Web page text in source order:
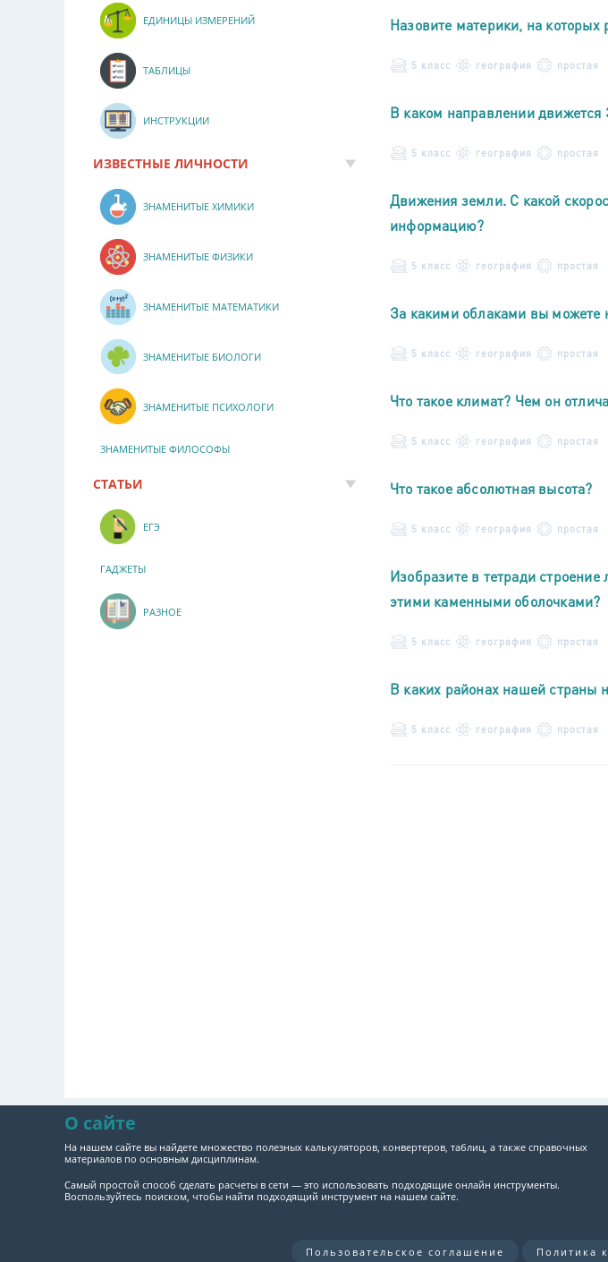
Назовите материки, на которых
5 класс география простая
В каком направлении движется
5 класс география простая
Движения земли. С какой
информацию?
5 класс география простая
За какими облаками вы можете
5 класс география простая
Что такое климат? Чем он
5 класс география простая
Что такое абсолютная высота?
5 класс география простая
Изобразите в тетради
этими каменными оболочками?
5 класс география простая
В каких районах нашей страны
5 класс география простая
ЕДИНИЦЫ ИЗМЕРЕНИЙ
ТАБЛИЦЫ
ИНСТРУКЦИИ
ИЗВЕСТНЫЕ ЛИЧНОСТИ
ЗНАМЕНИТЫЕ ХИМИКИ
ЗНАМЕНИТЫЕ ФИЗИКИ
ЗНАМЕНИТЫЕ МАТЕМАТИКИ
ЗНАМЕНИТЫЕ БИОЛОГИ
ЗНАМЕНИТЫЕ ПСИХОЛОГИ
ЗНАМЕНИТЫЕ ФИЛОСОФЫ
СТАТЬИ
ЕГЭ
ГАДЖЕТЫ
РАЗНОЕ
О сайте
На нашем сайте вы найдете множество полезных калькуляторов, конвертеров, таблиц, а также справочных
материалов по основным дисциплинам.
Самый простой способ сделать расчеты в сети — это использовать подходящие онлайн инструменты.
Воспользуйтесь поиском, чтобы найти подходящий инструмент на нашем сайте.
Пользовательское соглашение Политика